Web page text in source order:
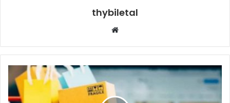
thybiletal
Web